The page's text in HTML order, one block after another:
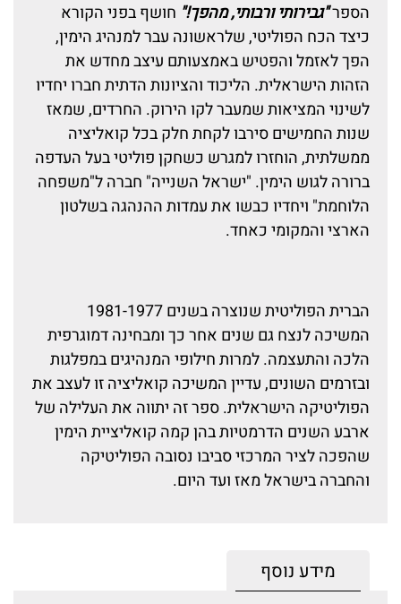
הספר"גבירותי ורבותי, מהפך!" חושף בפני הקורא
כיצד הכח הפוליטי, שלראשונה עבר למנהיג הימין,
הפך לאזמל והפטיש באמצעותם עיצב מחדש את
הזהות הישראלית. הליכוד והציונות הדתית חברו יחדיו
לשינוי המציאות שמעבר לקו הירוק. החרדים, שמאז
שנות החמישים סירבו לקחת חלק בכל קואליציה
ממשלתית, הוחזרו למגרש כשחקן פוליטי בעל העדפה
ברורה לגוש הימין. "ישראל השנייה" חברה ל"משפחה
הלוחמת" ויחדיו כבשו את עמדות ההנהגה בשלטון
הארצי והמקומי כאחד.
הברית הפוליטית שנוצרה בשנים 1981-1977
המשיכה לנצח גם שנים אחר כך ומבחינה דמוגרפית
הלכה והתעצמה. למרות חילופי המנהיגים במפלגות
ובזרמים השונים, עדיין המשיכה קואליציה זו לעצב את
הפוליטיקה הישראלית. ספר זה יתווה את העלילה של
ארבע השנים הדרמטיות בהן קמה קואליציית הימין
שהפכה לציר המרכזי סביבו נסובה הפוליטיקה
והחברה בישראל מאז ועד היום.
מידע נוסף